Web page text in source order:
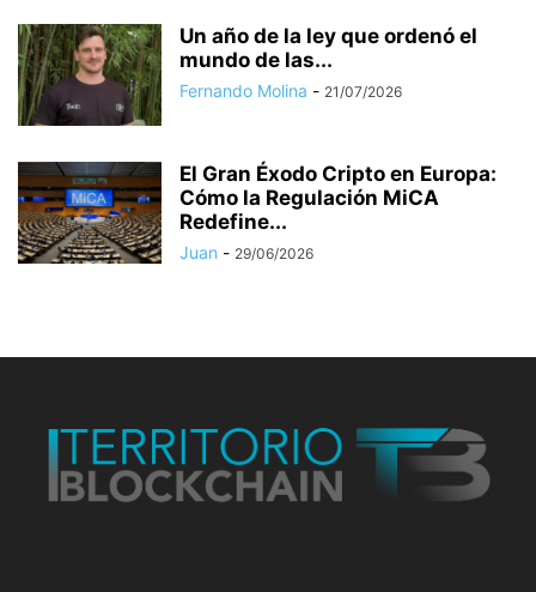
Un año de la ley que ordenó el
mundo de las...
Fernando Molina - 21/07/2026
El Gran Éxodo Cripto en Europa:
Cómo la Regulación MiCA
Redefine...
Juan - 29/06/2026